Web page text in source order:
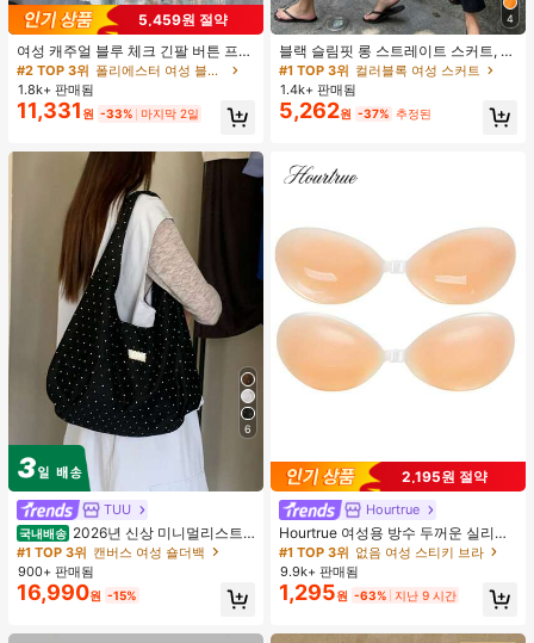
5,459원 절약
여성 캐주얼 블루 체크 긴팔 버튼 프론
트 폴리에스터 셔츠, 레귤러 핏, 봄 의
류, 편안한 스타일
#2 TOP 3위
폴리에스터 여성 블라우스
1.8k+ 판매됨
11,331 원 -33% 마지막 2일
6
TUU
국내배송 2026년 신상 미니멀리스트
도트 캔버스 토트백, 대용량 캐주얼 다
용도 통근 숄더 핸드백
#1 TOP 3위 캔버스 여성 숄더백
900+ 판매됨
16,990원 -15%
4
블랙 슬림핏 롱 스트레이트 스커트, 여
성 패션 폴리에스터 캐주얼 파티 스커
트, 다용도 및 귀여운, 일상 착용에 적
합, 여름 휴가. 해변, 음악 축제 및 여름
휴가에 완벽, 90년대
#1 TOP 3위 컬러블록 여성 스커트
1.4k+ 판매됨
5,262원 -37% 추정된
2,195원 절약
Hourtrue
Hourtrue 여성용 방수 두꺼운 실리콘
가슴 페탈, 작은 가슴 리프트업 & 푸시
인용, 웨딩 촬영 및 들러리용
#1 TOP 3위 없음 여성 스티키 브라
9.9k+ 판매됨
1,295원 -63% 지난 9 시간